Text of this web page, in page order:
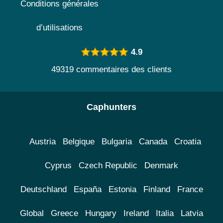
Conditions générales
d’utilisations
4.9
49319 commentaires des clients
Caphunters
Austria Belgique Bulgaria Canada Croatia
Cyprus Czech Republic Denmark
Deutschland España Estonia Finland France
Global Greece Hungary Ireland Italia Latvia